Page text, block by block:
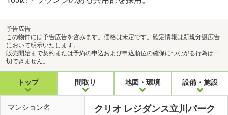
予告広告
この物件には予告広告を含みます。価格は未定です。確定情報は新規分譲広告
において明示いたします。
販売開始まで契約または予約の申込および申込順位の確保につながる行為は一
切できません。
トップ 間取り 地図・環境 設備・施設
マンション名
クリオ レジダンス立川パーク